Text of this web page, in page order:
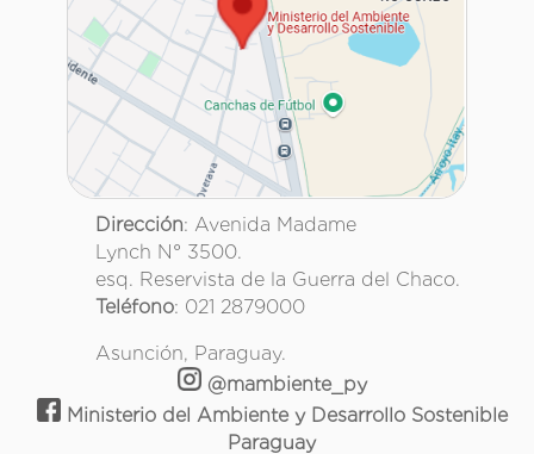
Dirección: Avenida Madame
Lynch N° 3500.
esq. Reservista de la Guerra del Chaco.
Teléfono: 021 2879000
Asunción, Paraguay.
@mambiente_py
Ministerio del Ambiente y Desarrollo Sostenible
Paraguay